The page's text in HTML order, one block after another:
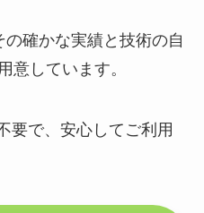
確かな実績と技術の自
意しています。
要で、安心してご利用